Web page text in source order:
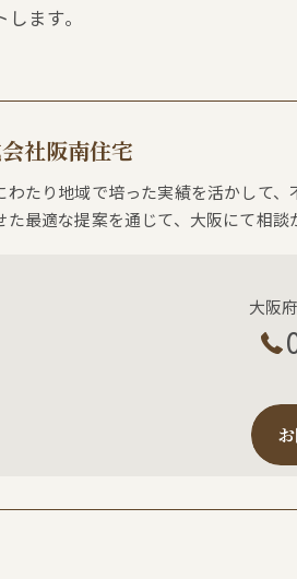
ます。
社阪南住宅
わたり地域で培った実績を活かして
た最適な提案を通じて、大阪にて相談
大阪